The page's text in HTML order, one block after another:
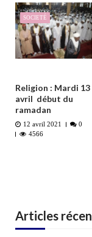
SOCIETÉ
Religion : Mardi 13
avril début du
ramadan
12 avril 2021
0
4566
Articles